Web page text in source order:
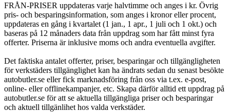
FRÅN-PRISER uppdateras varje halvtimme och anges i kr. Övrig
pris- och besparingsinformation, som anges i kronor eller procent,
uppdateras en gång i kvartalet (1 jan., 1 apr., 1 juli och 1 okt.) och
baseras på 12 månaders data från uppdrag som har fått minst fyra
offerter. Priserna är inklusive moms och andra eventuella avgifter.
Det faktiska antalet offerter, priser, besparingar och tillgängligheten
för verkstäders tillgänglighet kan ha ändrats sedan du senast besökte
autobutler.se eller fick marknadsföring från oss via t.ex. e-post,
online- eller offlinekampanjer, etc. Skapa därför alltid ett uppdrag på
autobutler.se för att se aktuella tillgängliga priser och besparingar
och aktuell tillgänlihet hos valda verkstäder.